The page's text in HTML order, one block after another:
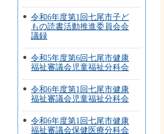
令和6年度第1回七尾市子ど
もの読書活動推進委員会会
議録
令和5年度第6回七尾市健康
福祉審議会児童福祉分科会
令和6年度第1回七尾市健康
福祉審議会児童福祉分科会
令和6年度第1回七尾市健康
福祉審議会保健医療分科会